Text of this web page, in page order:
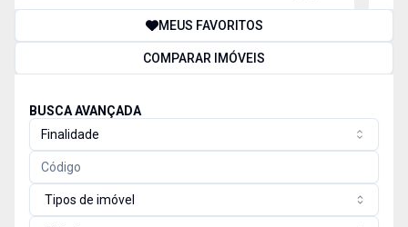
MEUS FAVORITOS
COMPARAR IMÓVEIS
BUSCA AVANÇADA
Finalidade
Tipos de imóvel